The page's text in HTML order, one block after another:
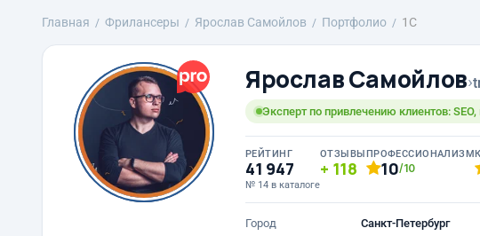
Главная Фрилансеры Ярослав Самойлов Портфолио 1С
Ярослав Самойлов›
Эксперт по привлечению клиентов: SEO,
РЕЙТИНГ
41 947
№ 14 в каталоге
ОТЗЫВЫ
118
ПРОФЕССИОНАЛИЗМ
10/10
Город
Санкт-Петербург